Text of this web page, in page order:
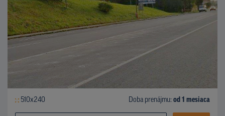
510x240 Doba prenájmu: od 1 mesiaca